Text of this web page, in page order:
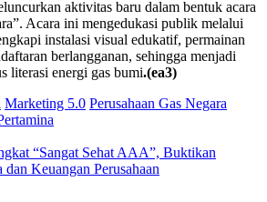
aktivitas baru dalam bentuk acara
Acara ini mengedukasi publik melalui
instalasi visual edukatif, permainan
berlangganan, sehingga menjadi
literasi energi gas bumi.(ea3)
Marketing 5.0 Perusahaan Gas Negara
“Sangat Sehat AAA”, Buktikan
Keuangan Perusahaan